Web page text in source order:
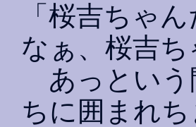
「桜吉ちゃ
なぁ、桜吉
あっという
ちに囲まれ